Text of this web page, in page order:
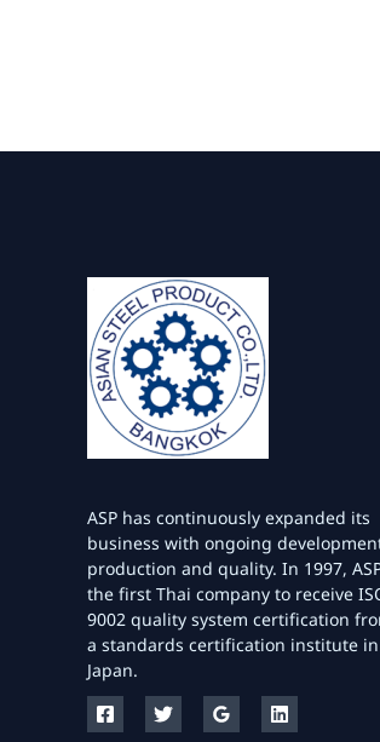
ASP has continuously expanded its
business with ongoing
production and quality. In 1997,
the first Thai company to receive
9002 quality system certification
a standards certification institute in
Japan.